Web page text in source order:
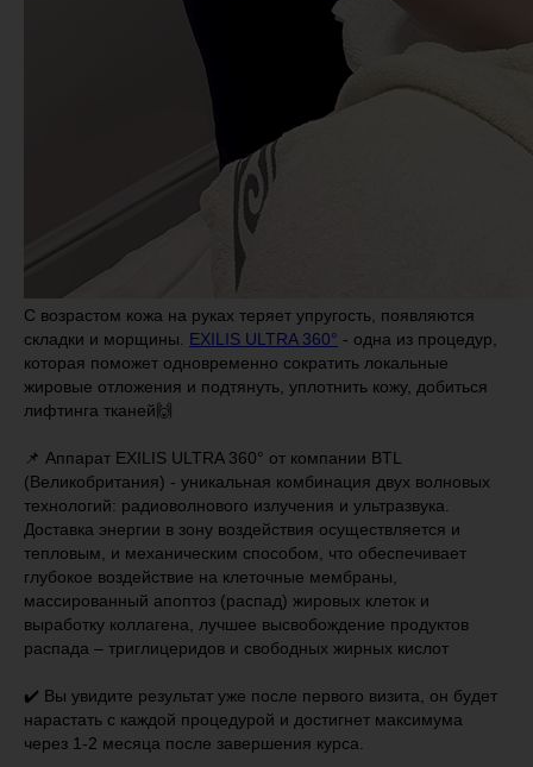
С возрастом кожа на руках теряет упругость, появляются
складки и морщины. EXILIS ULTRA 360° - одна из процедур,
которая поможет одновременно сократить локальные
жировые отложения и подтянуть, уплотнить кожу, добиться
лифтинга тканей🙌
📌 Аппарат EXILIS ULTRA 360° от компании BTL
(Великобритания) - уникальная комбинация двух волновых
технологий: радиоволнового излучения и ультразвука.
Доставка энергии в зону воздействия осуществляется и
тепловым, и механическим способом, что обеспечивает
глубокое воздействие на клеточные мембраны,
массированный апоптоз (распад) жировых клеток и
выработку коллагена, лучшее высвобождение продуктов
распада – триглицеридов и свободных жирных кислот
✔️ Вы увидите результат уже после первого визита, он будет
нарастать с каждой процедурой и достигнет максимума
через 1-2 месяца после завершения курса.